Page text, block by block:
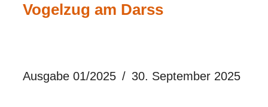
Vogelzug am Darss
Ausgabe 01/2025 30. September 2025